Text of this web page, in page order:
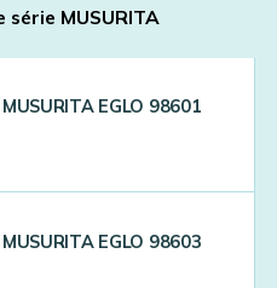
série MUSURITA
EGLO 98601
EGLO 98603